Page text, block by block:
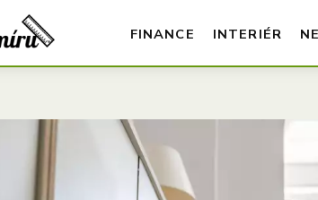
FINANCE INTERIÉR